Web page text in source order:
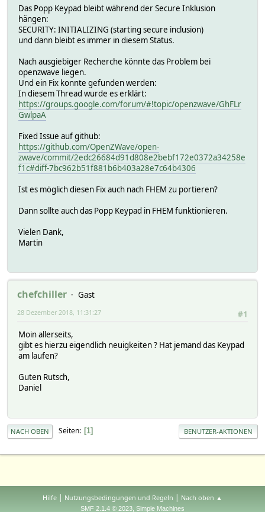
Das Popp Keypad bleibt während der Secure Inklusion
hängen:
SECURITY: INITIALIZING (starting secure inclusion)
und dann bleibt es immer in diesem Status.
Nach ausgiebiger Recherche könnte das Problem bei
openzwave liegen.
Und ein Fix konnte gefunden werden:
In diesem Thread wurde es erklärt:
https://groups.google.com/forum/#!topic/openzwave/GhFLr
GwlpaA
Fixed Issue auf github:
https://github.com/OpenZWave/open-
zwave/commit/2edc26684d91d808e2bebf172e0372a34258e
f1c#diff-7bc962b51f881b6b403a28e7c64b4306
Ist es möglich diesen Fix auch nach FHEM zu portieren?
Dann sollte auch das Popp Keypad in FHEM funktionieren.
Vielen Dank,
Martin
chefchiller
Gast
#1
28 Dezember 2018, 11:31:27
Moin allerseits,
gibt es hierzu eigendlich neuigkeiten ? Hat jemand das Keypad
am laufen?
Guten Rutsch,
Daniel
NACH OBEN Seiten 1 BENUTZER-AKTIONEN
Hilfe | Nutzungsbedingungen und Regeln | Nach oben ▲
SMF 2.1.4 © 2023, Simple Machines